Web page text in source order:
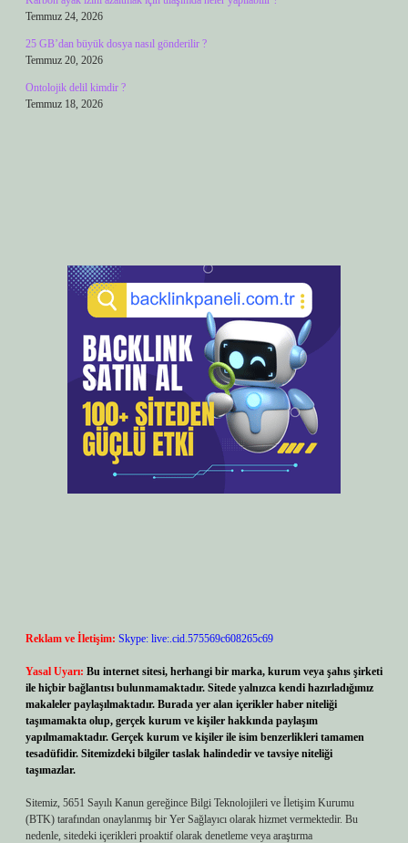
Temmuz 24, 2026
25 GB’dan büyük dosya nasıl gönderilir ?
Temmuz 20, 2026
Ontolojik delil kimdir ?
Temmuz 18, 2026
Reklam ve İletişim: Skype: live:.cid.575569c608265c69
Yasal Uyarı: Bu internet sitesi, herhangi bir marka, kurum veya şahıs şirketi
ile hiçbir bağlantısı bulunmamaktadır. Sitede yalnızca kendi hazırladığımız
makaleler paylaşılmaktadır. Burada yer alan içerikler haber niteliği
taşımamakta olup, gerçek kurum ve kişiler hakkında paylaşım
yapılmamaktadır. Gerçek kurum ve kişiler ile isim benzerlikleri tamamen
tesadüfidir. Sitemizdeki bilgiler taslak halindedir ve tavsiye niteliği
taşımazlar.
Sitemiz, 5651 Sayılı Kanun gereğince Bilgi Teknolojileri ve İletişim Kurumu
(BTK) tarafından onaylanmış bir Yer Sağlayıcı olarak hizmet vermektedir. Bu
nedenle, sitedeki içerikleri proaktif olarak denetleme veya araştırma